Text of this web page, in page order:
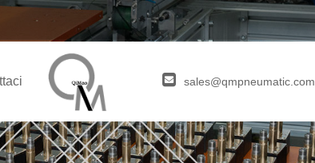
sales@qmpneumatic.com